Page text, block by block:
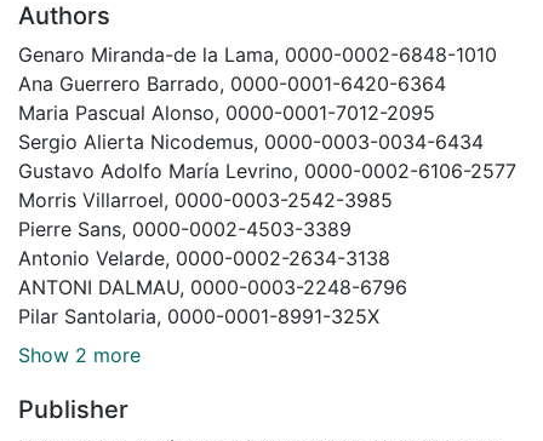
Authors
Genaro Miranda-de la Lama, 0000-0002-6848-1010
Ana Guerrero Barrado, 0000-0001-6420-6364
Maria Pascual Alonso, 0000-0001-7012-2095
Sergio Alierta Nicodemus, 0000-0003-0034-6434
Gustavo Adolfo María Levrino, 0000-0002-6106-2577
Morris Villarroel, 0000-0003-2542-3985
Pierre Sans, 0000-0002-4503-3389
Antonio Velarde, 0000-0002-2634-3138
ANTONI DALMAU, 0000-0003-2248-6796
Pilar Santolaria, 0000-0001-8991-325X
Show 2 more
Publisher